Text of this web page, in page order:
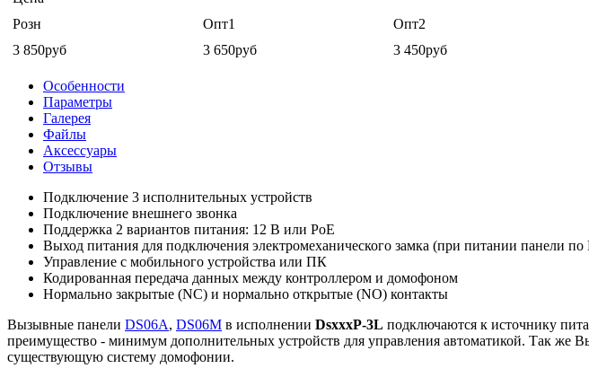
Розн
Опт1
Опт2
3 850руб
3 650руб 3 450руб
Особенности
Параметры
Галерея
Файлы
Аксессуары
Отзывы
Подключение 3 исполнительных устройств
Подключение внешнего звонка
Поддержка 2 вариантов питания: 12 В или PoE
Выход питания для подключения электромеханического замка (при питании панели по
Управление с мобильного устройства или ПК
Кодированная передача данных между контроллером и домофоном
Нормально закрытые (NC) и нормально открытые (NO) контакты
Вызывные панели DS06A, DS06M в исполнении DsxxxP-3L подключаются к источнику
преимущество - минимум дополнительных устройств для управления автоматикой. Так же
существующую систему домофонии.